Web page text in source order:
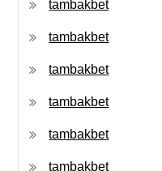
tambakbet
tambakbet
tambakbet
tambakbet
tambakbet
tambakbet